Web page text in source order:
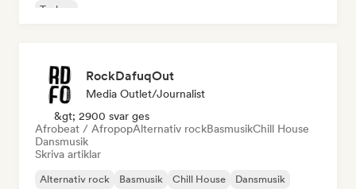
Techno
RockDafuqOut
Media Outlet/Journalist
&gt; 2900 svar ges
Afrobeat / AfropopAlternativ rockBasmusikChill House
Dansmusik
Skriva artiklar
Alternativ rock Basmusik Chill House
Dansmusik